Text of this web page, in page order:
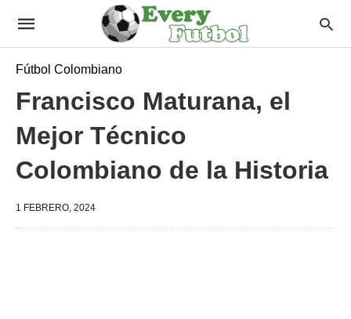
Fútbol Colombiano
Francisco Maturana, el
Mejor Técnico
Colombiano de la Historia
1 FEBRERO, 2024